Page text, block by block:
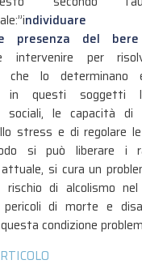
ndividuare
presenza del
intervenire per
che lo
in questi soggetti
sociali, le capacità
stress e di regolare
si può liberare i
si cura un
di alcolismo
pericoli di morte e
condizione